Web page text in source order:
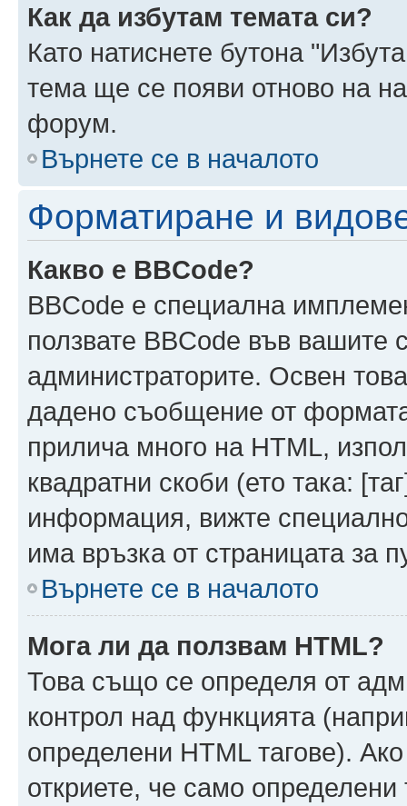
Как да избутам темата си?
Като натиснете бутона
тема ще се появи отново на
форум.
Върнете се в началото
Форматиране и
Какво е BBCode?
BBCode е специална
ползвате BBCode във
администраторите. Освен
дадено съобщение от
прилича много на HTML,
квадратни скоби (ето така:
информация, вижте
има връзка от страницата за
Върнете се в началото
Мога ли да ползвам HTML?
Това също се определя от
контрол над функцията
определени HTML тагове).
откриете, че само определени